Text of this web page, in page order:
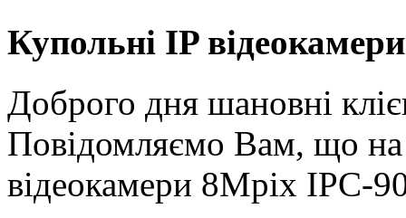
Купольні IP
Доброго дня шановні
Повідомляємо Вам, що на
відеокамери 8Mpix IPC-